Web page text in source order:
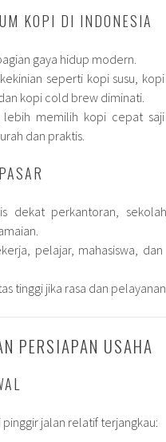
KOPI DI INDONESIA
gaya hidup modern.
seperti kopi susu, kopi
kopi cold brew diminati.
lebih memilih kopi cepat
dan praktis.
dekat perkantoran,
pelajar, mahasiswa,
tinggi jika rasa dan
PERSIAPAN USAHA
pinggir jalan relatif terjangkau: